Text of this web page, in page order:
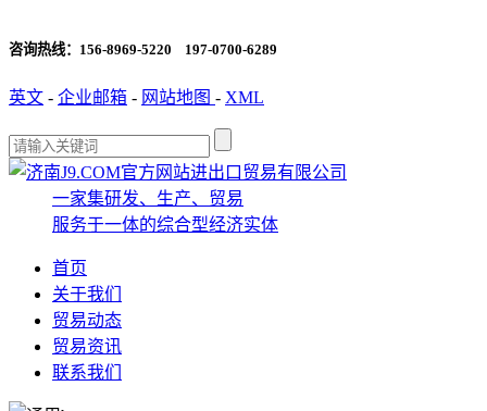
咨询热线： 156-8969-5220 197-0700-6289
英文 - 企业邮箱 - 网站地图 - XML
一家集研发、生产、贸易
服务于一体的综合型经济实体
首页
关于我们
贸易动态
贸易资讯
联系我们